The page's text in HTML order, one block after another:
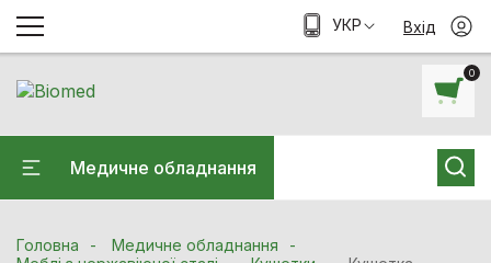
0
Медичне обладнання
УКР Вхід
Головна
Медичне обладнання